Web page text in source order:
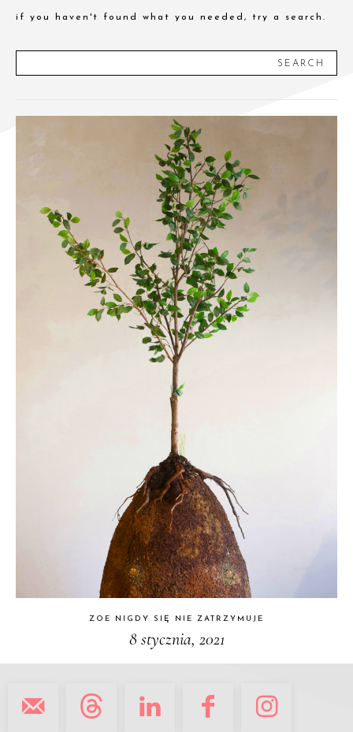
if you haven't found what you needed, try a search.
SEARCH
ZOE NIGDY SIĘ NIE ZATRZYMUJE
8 stycznia, 2021